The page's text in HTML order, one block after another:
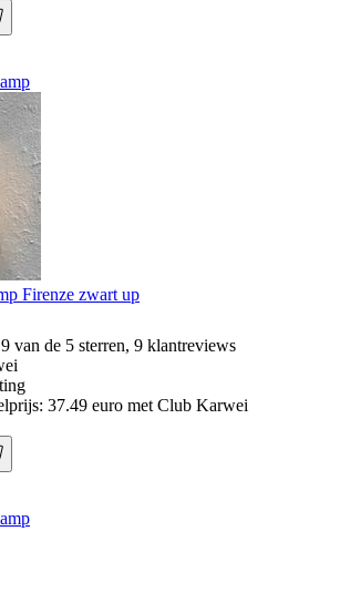
Firenze zwart up
van de 5 sterren, 9 klantreviews
37.49 euro met Club Karwei